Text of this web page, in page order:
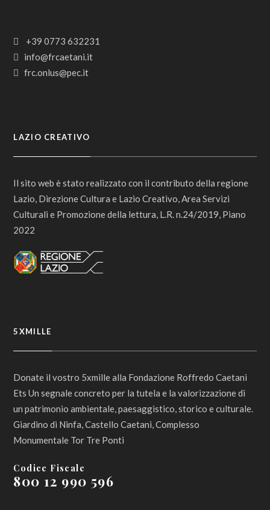
+39 0773 632231
info@frcaetani.it
frc.onlus@pec.it
LAZIO CREATIVO
Il sito web è stato realizzato con il contributo della regione
Lazio, Direzione Cultura e Lazio Creativo, Area Servizi
Culturali e Promozione della lettura, L.R. n.24/2019, Piano
2022
5XMILLE
Donate il vostro 5xmille alla Fondazione Roffredo Caetani
Ets Un segnale concreto per la tutela e la valorizzazione di
un patrimonio ambientale, paesaggistico, storico e culturale.
Giardino di Ninfa, Castello Caetani, Complesso
Monumentale Tor Tre Ponti
Codice Fiscale
800 12 990 596